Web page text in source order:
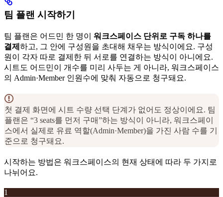
팀 플랜 시작하기
팀 플랜은 어드민 한 명이 워크스페이스 단위로 구독 하나를
결제 하고, 그 안에 구성원을 초대해 채우는 방식이에요. 구성
원이 각자 따로 결제한 뒤 서로를 연결하는 방식이 아니에요.
시트도 어드민이 개수를 미리 사두는 게 아니라, 워크스페이스
의 Admin·Member 인원수에 맞춰 자동으로 청구돼요.
첫 결제 화면에 시트 수량 선택 단계가 없어도 정상이에요. 팀
플랜은 “3 seats를 먼저 구매”하는 방식이 아니라, 워크스페이
스에서 실제로 유료 역할(Admin·Member)을 가진 사람 수를 기
준으로 청구돼요.
시작하는 방법은 워크스페이스의 현재 상태에 따라 두 가지로
나뉘어요.
1